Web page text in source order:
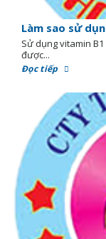
Làm sao sử
Sử dụng vitamin
được...
Đọc tiếp